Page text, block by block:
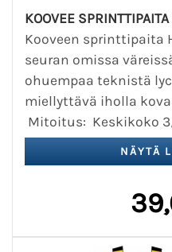
KOOVEE SPRINTTIPAITA
Kooveen sprinttipaita
seuran omissa
ohuempaa teknistä
miellyttävä iholla
Mitoitus: Keskikoko